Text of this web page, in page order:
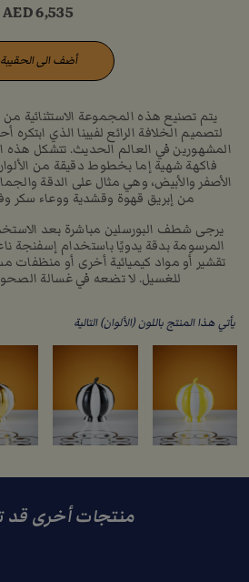
AED6,535
أضف الى الحقيبة
يتم تصنيع هذه المجموعة الاستثنائية من
لتصميم الخلافة الرائع لفيينا الذي
المشهورين في العالم الحديث. تتشكل
فاكهة شهية إما بخطوط دقيقة من الألوان
الأصفر والأبيض، وهي مثال على الدقة
من إبريق قهوة وقشدية ووعاء سكر
يرجى شطف البورسلين مباشرة بعد
المرسومة بدقة يدويًا باستخدام إسفنجة
تقشير أو مواد كيميائية أخرى أو منظفات
للغسيل. لا تضعه في غسالة
يأتي هذا المنتج باللون (الألوان) التالية
منتجات أخرى قد